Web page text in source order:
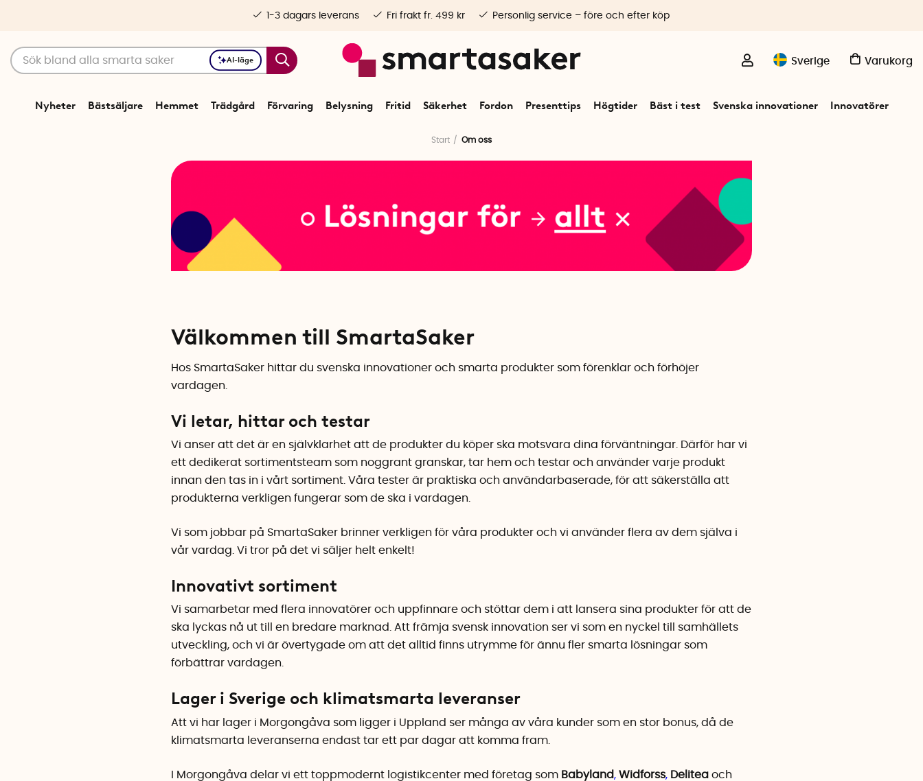
AI-läge Sverige Varukorg
Nyheter Bästsäljare Hemmet Trädgård Förvaring Belysning Fritid Säkerhet Fordon Presenttips Högtider Bäst i test Svenska innovationer Innovatörer
1-3 dagars leverans Fri frakt fr. 499 kr Personlig service – före och efter köp
Start Om oss
Välkommen till SmartaSaker
Hos SmartaSaker hittar du svenska innovationer och smarta produkter som förenklar och förhöjer
vardagen.
Vi letar, hittar och testar
Vi anser att det är en självklarhet att de produkter du köper ska motsvara dina förväntningar. Därför har vi
ett dedikerat sortimentsteam som noggrant granskar, tar hem och testar och använder varje produkt
innan den tas in i vårt sortiment. Våra tester är praktiska och användarbaserade, för att säkerställa att
produkterna verkligen fungerar som de ska i vardagen.
Vi som jobbar på SmartaSaker brinner verkligen för våra produkter och vi använder flera av dem själva i
vår vardag. Vi tror på det vi säljer helt enkelt!
Innovativt sortiment
Vi samarbetar med flera innovatörer och uppfinnare och stöttar dem i att lansera sina produkter för att de
ska lyckas nå ut till en bredare marknad. Att främja svensk innovation ser vi som en nyckel till samhällets
utveckling, och vi är övertygade om att det alltid finns utrymme för ännu fler smarta lösningar som
förbättrar vardagen.
Lager i Sverige och klimatsmarta leveranser
Att vi har lager i Morgongåva som ligger i Uppland ser många av våra kunder som en stor bonus, då de
klimatsmarta leveranserna endast tar ett par dagar att komma fram.
I Morgongåva delar vi ett toppmodernt logistikcenter med företag som Babyland, Widforss, Delitea och